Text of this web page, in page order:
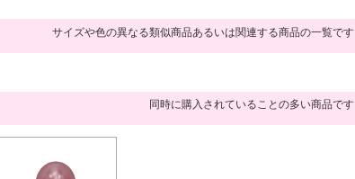
サイズや色の異なる類似商品あるいは関連する商品の一覧です
同時に購入されていることの多い商品です